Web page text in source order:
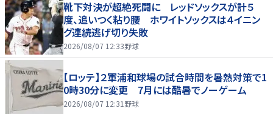
靴下対決が超絶死闘に レッドソックスが計５
度、追いつく粘り腰 ホワイトソックスは４イニン
グ連続逃げ切り失敗
2026/08/07 12:33野球
【ロッテ】２軍浦和球場の試合時間を暑熱対策で1
0時30分に変更 7月には酷暑でノーゲーム
2026/08/07 12:31 野球